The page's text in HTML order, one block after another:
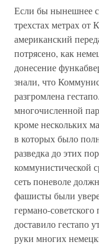
Если бы нынешнее
трехстах метрах от
американский
потрясено, как
донесение
знали, что
разгромлена
многочисленной
кроме нескольких
в которых было
разведка до этих
коммунистической
сеть поневоле
фашисты были
германо-
доставило гестапо
руки многих